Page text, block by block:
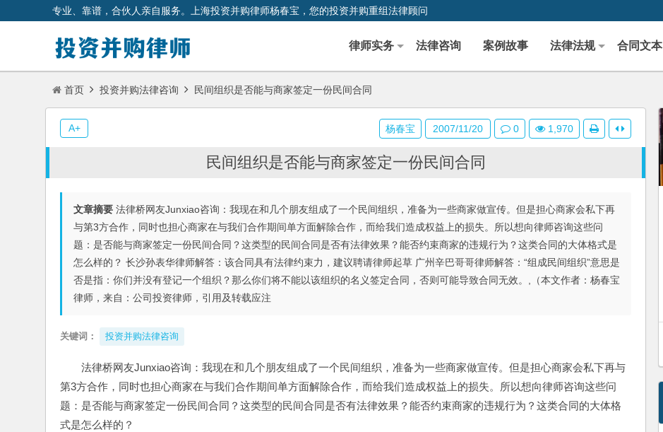
专业、靠谱，合伙人亲自服务。上海投资并购律师杨春宝，您的投资并购重组法律顾问
律师实务 法律咨询 案例故事 法律法规 合同文本
首页 投资并购法律咨询 民间组织是否能与商家签定一份民间合同
民间组织是否能与商家签定一份民间合同
文章摘要 法律桥网友Junxiao咨询：我现在和几个朋友组成了一个民间组织，准备为一些商家做宣传。但是担心商家会私下再
与第3方合作，同时也担心商家在与我们合作期间单方面解除合作，而给我们造成权益上的损失。所以想向律师咨询这些问
题：是否能与商家签定一份民间合同？这类型的民间合同是否有法律效果？能否约束商家的违规行为？这类合同的大体格式是
怎么样的？ 长沙孙表华律师解答：该合同具有法律约束力，建议聘请律师起草 广州辛巴哥哥律师解答：“组成民间组织”意思是
否是指：你们并没有登记一个组织？那么你们将不能以该组织的名义签定合同，否则可能导致合同无效。,（本文作者：杨春宝
律师，来自：公司投资律师，引用及转载应注
关键词： 投资并购法律咨询
法律桥网友Junxiao咨询：我现在和几个朋友组成了一个民间组织，准备为一些商家做宣传。但是担心商家会私下再与
第3方合作，同时也担心商家在与我们合作期间单方面解除合作，而给我们造成权益上的损失。所以想向律师咨询这些问
题：是否能与商家签定一份民间合同？这类型的民间合同是否有法律效果？能否约束商家的违规行为？这类合同的大体格
式是怎么样的？
杨春宝 2007/11/20 0 1,970
A+